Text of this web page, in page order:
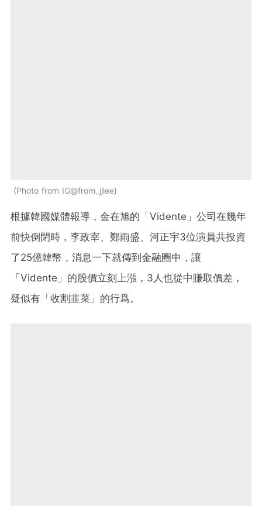
Photo from IG@from_jjlee
根據韓國媒體報導，金在旭的「Vidente」公司在幾年
前快倒閉時，李政宰、鄭雨盛、河正宇3位演員共投資
了25億韓幣，消息一下就傳到金融圈中，讓
「Vidente」的股價立刻上漲，3人也從中賺取價差，
疑似有「收割韭菜」的行爲。